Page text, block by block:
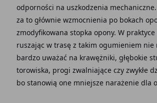
odporności na uszkodzenia
za to głównie wzmocnienia po bokach
zmodyfikowana stopka opony. W praktyce
ruszając w trasę z takim ogumieniem nie
bardzo uważać na krawężniki, głębokie
torowiska, progi zwalniające czy zwykłe
bo stanowią one mniejsze narażenie dla